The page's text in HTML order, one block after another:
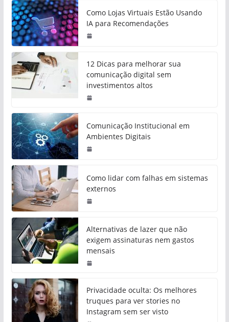
Como Lojas Virtuais Estão Usando
IA para Recomendações
12 Dicas para melhorar sua
comunicação digital sem
investimentos altos
Comunicação Institucional em
Ambientes Digitais
Como lidar com falhas em sistemas
externos
Alternativas de lazer que não
exigem assinaturas nem gastos
mensais
Privacidade oculta: Os melhores
truques para ver stories no
Instagram sem ser visto